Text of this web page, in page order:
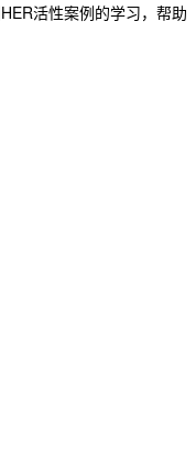
活性案例的学习，帮助